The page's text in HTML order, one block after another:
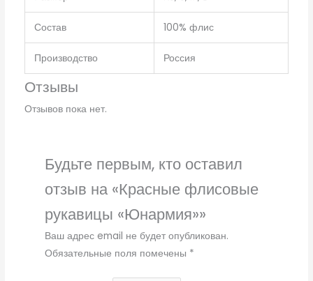
Состав 100% флис
Производство Россия
Отзывы
Отзывов пока нет.
Будьте первым, кто оставил
отзыв на «Красные флисовые
рукавицы «Юнармия»»
Ваш адрес email не будет опубликован.
Обязательные поля помечены *